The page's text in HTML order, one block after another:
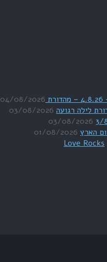
04/08/2026
03/08/2026
03/08/2026
01/08/2026